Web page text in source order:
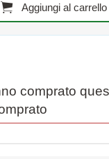
Aggiungi al carrello
comprato